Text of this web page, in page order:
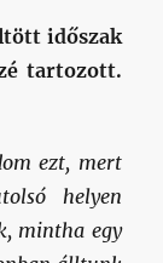
időszak
tartozott.
ezt, mert
helyen
mintha egy